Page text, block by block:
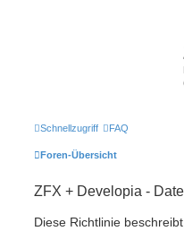
Schnellzugriff FAQ
Foren-Übersicht
ZFX + Developia -
Diese Richtlinie